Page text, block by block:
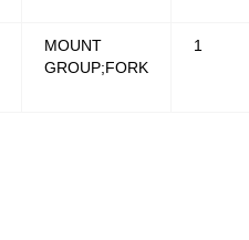
MOUNT
GROUP;FORK
1